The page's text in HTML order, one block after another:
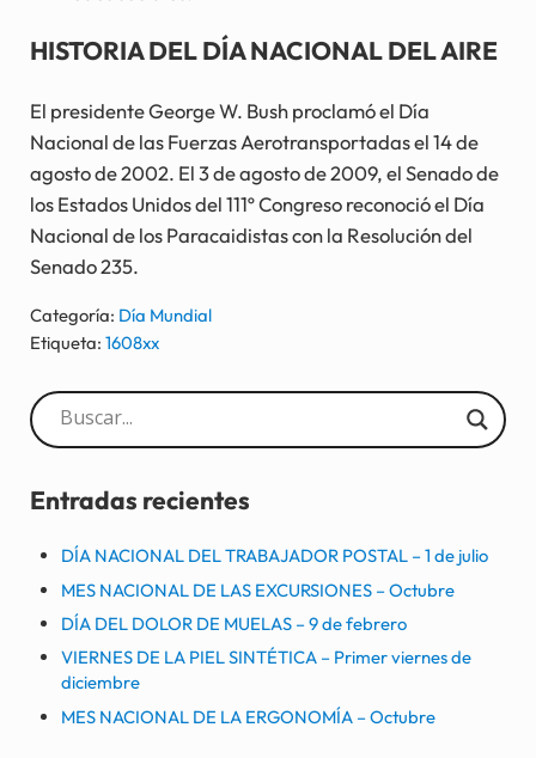
HISTORIA DEL DÍA NACIONAL DEL AIRE
El presidente George W. Bush proclamó el Día
Nacional de las Fuerzas Aerotransportadas el 14 de
agosto de 2002. El 3 de agosto de 2009, el Senado de
los Estados Unidos del 111º Congreso reconoció el Día
Nacional de los Paracaidistas con la Resolución del
Senado 235.
Categoría: Día Mundial
Etiqueta: 1608xx
Sidebar
Entradas recientes
DÍA NACIONAL DEL TRABAJADOR POSTAL – 1 de julio
MES NACIONAL DE LAS EXCURSIONES – Octubre
DÍA DEL DOLOR DE MUELAS – 9 de febrero
VIERNES DE LA PIEL SINTÉTICA – Primer viernes de
diciembre
MES NACIONAL DE LA ERGONOMÍA – Octubre